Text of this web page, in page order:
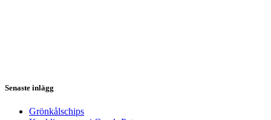
Senaste inlägg
Grönkålschips